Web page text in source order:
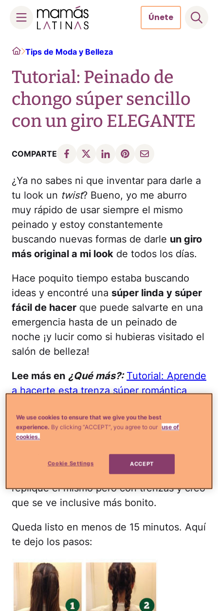
content
Únete
HomeTips de Moda y Belleza
Tutorial: Peinado de
chongo súper sencillo
con un giro ELEGANTE
COMPARTE
¿Ya no sabes ni que inventar para darle a
tu look un twist? Bueno, yo me aburro
muy rápido de usar siempre el mismo
peinado y estoy constantemente
buscando nuevas formas de darle un giro
más original a mi look de todos los días.
Hace poquito tiempo estaba buscando
ideas y encontré una súper linda y súper
fácil de hacer que puede salvarte en una
emergencia hasta de un peinado de
noche ¡y lucir como si hubieras visitado el
salón de belleza!
Lee más en ¿Qué más?: Tutorial: Aprende
a hacerte esta trenza súper romántica
Este es un tipo dechonguito trenzado.
En el original realmente son
encuentro muy difícil mantenerlos
para
melenas salvajes como la mía, así que
repliqué el mismo pero con trenzas y creo
que se ve inclusive más bonito.
Queda listo en menos de 15 minutos. Aquí
te dejo los pasos:
We use cookies to ensure that we give you the best
experience. By clicking “ACCEPT”, you agree to our use of
cookies.
Cookie Settings ACCEPT